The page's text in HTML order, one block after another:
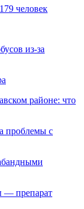
человек
из-за
районе: что
проблемы с
— препарат